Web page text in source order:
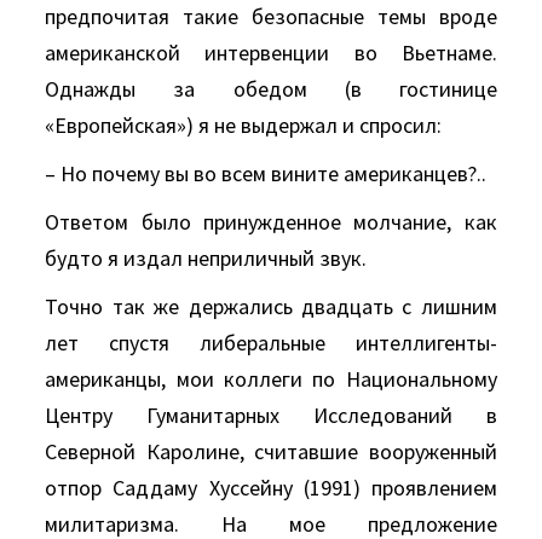
предпочитая такие безопасные темы вроде
американской интервенции во Вьетнаме.
Однажды за обедом (в гостинице
«Европейская») я не выдержал и спросил:
– Но почему вы во всем вините американцев?..
Ответом было принужденное молчание, как
будто я издал неприличный звук.
Точно так же держались двадцать с лишним
лет спустя либеральные интеллигенты-
американцы, мои коллеги по Национальному
Центру Гуманитарных Исследований в
Северной Каролине, считавшие вооруженный
отпор Саддаму Хуссейну (1991) проявлением
милитаризма. На мое предложение